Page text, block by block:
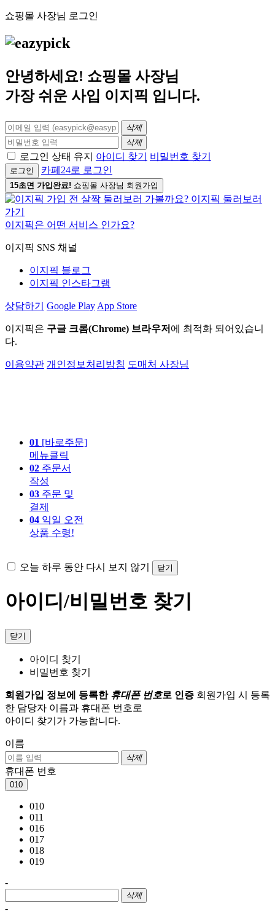
쇼핑몰 사장님 로그인
안녕하세요! 쇼핑몰 사장님
가장 쉬운 사입 이지픽 입니다.
삭제
삭제
로그인 상태 유지 아이디 찾기 비밀번호 찾기
로그인 카페24로 로그인
15초면 가입완료! 쇼핑몰 사장님 회원가입
이지픽은 어떤 서비스 인가요?
이지픽 SNS 채널
이지픽 블로그
이지픽 인스타그램
상담하기 Google Play App Store
이지픽은 구글 크롬(Chrome) 브라우저 에 최적화 되어있습니
다.
이용약관 개인정보처리방침 도매처 사장님
01 [바로주문]
메뉴클릭
02 주문서
작성
03 주문 및
결제
04 익일 오전
상품 수령!
오늘 하루 동안 다시 보지 않기 닫기
아이디/비밀번호 찾기
닫기
아이디 찾기
비밀번호 찾기
회원가입 정보에 등록한 휴대폰 번호로 인증 회원가입 시 등록
한 담당자 이름과 휴대폰 번호로
아이디 찾기가 가능합니다.
이름
삭제
휴대폰 번호
010
010
011
016
017
018
019
-
삭제
-